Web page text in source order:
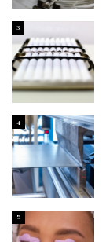
3
4
5